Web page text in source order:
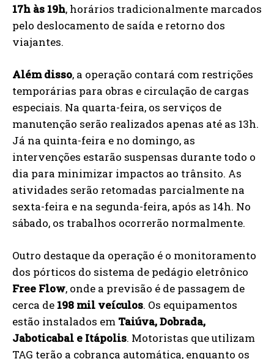
17h às 19h, horários tradicionalmente marcados
pelo deslocamento de saída e retorno dos
viajantes.
Além disso, a operação contará com restrições
temporárias para obras e circulação de cargas
especiais. Na quarta-feira, os serviços de
manutenção serão realizados apenas até as 13h.
Já na quinta-feira e no domingo, as
intervenções estarão suspensas durante todo o
dia para minimizar impactos ao trânsito. As
atividades serão retomadas parcialmente na
sexta-feira e na segunda-feira, após as 14h. No
sábado, os trabalhos ocorrerão normalmente.
Outro destaque da operação é o monitoramento
dos pórticos do sistema de pedágio eletrônico
Free Flow, onde a previsão é de passagem de
cerca de 198 mil veículos. Os equipamentos
estão instalados em Taiúva, Dobrada,
Jaboticabal e Itápolis. Motoristas que utilizam
TAG terão a cobrança automática, enquanto os